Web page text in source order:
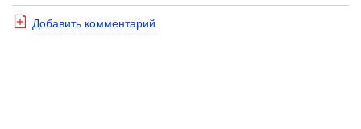
Добавить комментарий